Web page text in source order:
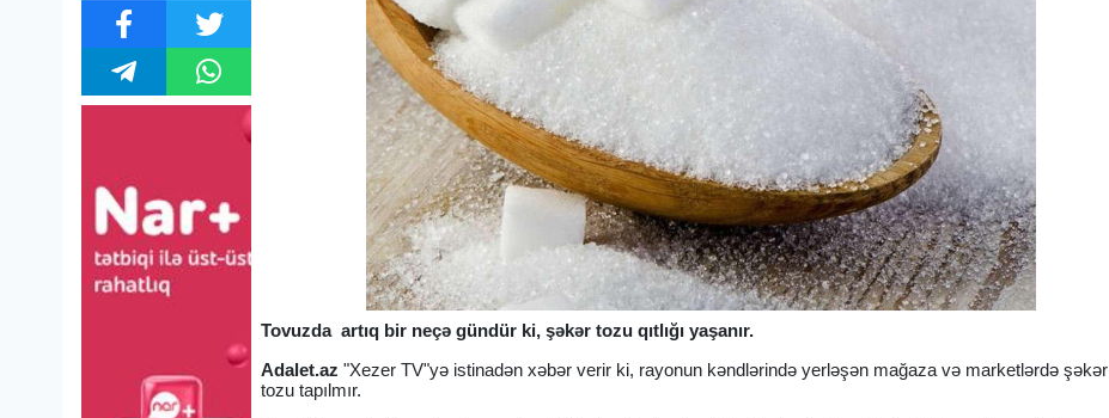
Tovuzda artıq bir neçə gündür ki, şəkər tozu qıtlığı yaşanır.
Adalet.az"Xezer TV"yə istinadən xəbər verir ki, rayonun kəndlərində yerləşən mağaza və marketlərdə şəkər
tozu tapılmır.